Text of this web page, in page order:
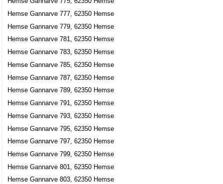
Hemse Gannarve 777, 62350 Hemse
Hemse Gannarve 779, 62350 Hemse
Hemse Gannarve 781, 62350 Hemse
Hemse Gannarve 783, 62350 Hemse
Hemse Gannarve 785, 62350 Hemse
Hemse Gannarve 787, 62350 Hemse
Hemse Gannarve 789, 62350 Hemse
Hemse Gannarve 791, 62350 Hemse
Hemse Gannarve 793, 62350 Hemse
Hemse Gannarve 795, 62350 Hemse
Hemse Gannarve 797, 62350 Hemse
Hemse Gannarve 799, 62350 Hemse
Hemse Gannarve 801, 62350 Hemse
Hemse Gannarve 803, 62350 Hemse